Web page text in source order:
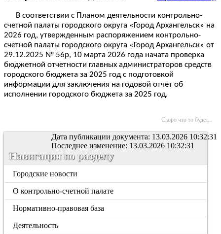
В соответствии с Планом деятельности контрольно-
счетной палаты городского округа «Город Архангельск» на
2026 год, утвержденным распоряжением контрольно-
счетной палаты городского округа «Город Архангельск» от
29.12.2025 № 56р, 10 марта 2026 года начата проверка
бюджетной отчетности главных администраторов средств
городского бюджета за 2025 год с подготовкой
информации для заключения на годовой отчет об
исполнении городского бюджета за 2025 год.
Скоро что то будет...
Дата публикации документа: 13.03.2026 10:32:31
Последнее изменение: 13.03.2026 10:32:31
Навигация по разделу
Городские новости
О контрольно-счетной палате
Нормативно-правовая база
Деятельность